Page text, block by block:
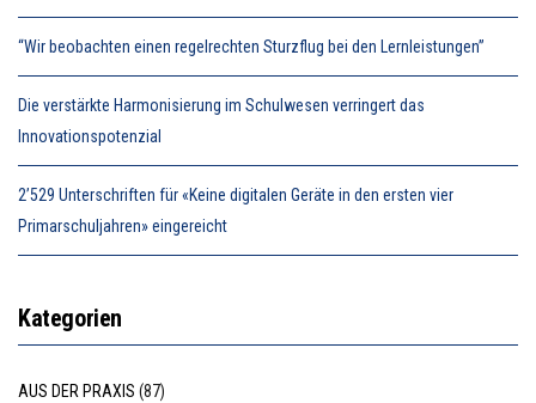
“Wir beobachten einen regelrechten Sturzflug bei den Lernleistungen”
Die verstärkte Harmonisierung im Schulwesen verringert das
Innovationspotenzial
2’529 Unterschriften für «Keine digitalen Geräte in den ersten vier
Primarschuljahren» eingereicht
Kategorien
AUS DER PRAXIS (87)